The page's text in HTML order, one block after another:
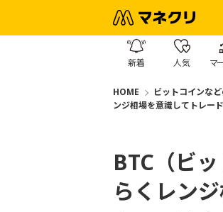
新着 人気 マ
HOME ビットコインな
ンジ相場を意識してトレード
BTC（ビ
らくレン